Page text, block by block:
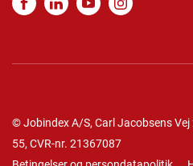
© Jobindex A/S, Carl Jacobsens Vej
55, CVR-nr. 21367087